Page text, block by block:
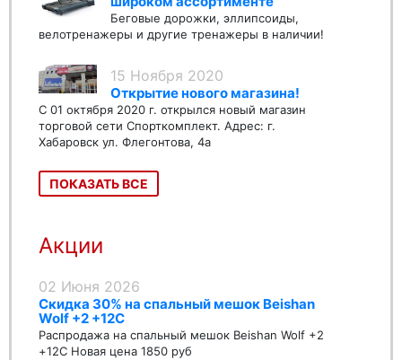
Беговые дорожки, эллипсоиды,
велотренажеры и другие тренажеры в наличии!
15 Ноября 2020
Открытие нового магазина!
С 01 октября 2020 г. открылся новый магазин
торговой сети Спорткомплект. Адрес: г.
Хабаровск ул. Флегонтова, 4а
ПОКАЗАТЬ ВСЕ
Акции
02 Июня 2026
Скидка 30% на спальный мешок Beishan
Wolf +2 +12C
Распродажа на спальный мешок Beishan Wolf +2
+12C Новая цена 1850 руб